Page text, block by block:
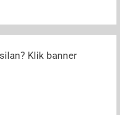
Klik banner